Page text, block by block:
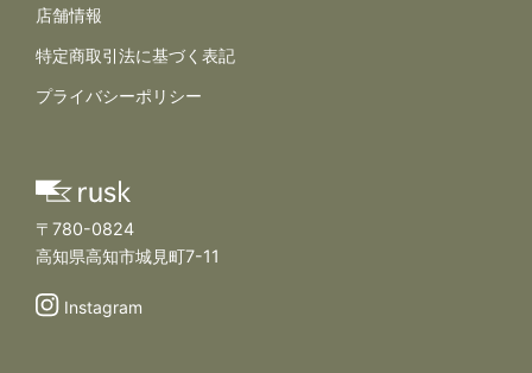
店舗情報
規約とポリシー
特定商取引法に基づく表記
プライバシーポリシー
〒780-0824
高知県高知市城見町7-11
Instagram